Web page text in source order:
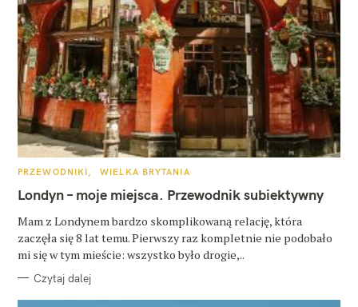
K
T
E
O
R
I
PRZEWODNIKI WIELKA BRYTANIA
Londyn – moje miejsca. Przewodnik subiektywny
Mam z Londynem bardzo skomplikowaną relację, która
zaczęła się 8 lat temu. Pierwszy raz kompletnie nie podobało
mi się w tym mieście: wszystko było drogie,..
Czytaj dalej